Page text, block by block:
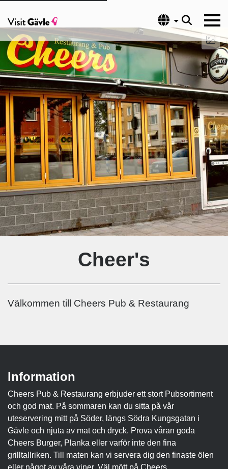
Språk
Cheer's
Välkommen till Cheers Pub & Restaurang
Information
Cheers Pub & Restaurang erbjuder ett stort Pubsortiment
och god mat. På sommaren kan du sitta på vår
uteservering mitt på Söder, längs Södra Kungsgatan i
Gävle och njuta av mat och dryck. Prova våran goda
Cheers Burger, Planka eller varför inte den fina
grilltallriken. Till maten kan vi servera dig den finaste ölen
eller något av våra viner. Väl mött på Cheers.